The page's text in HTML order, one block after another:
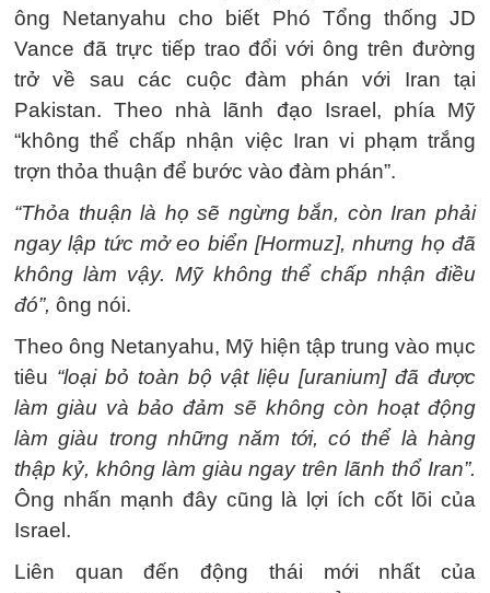
ông Netanyahu cho biết Phó Tổng thống JD
Vance đã trực tiếp trao đổi với ông trên đường
trở về sau các cuộc đàm phán với Iran tại
Pakistan. Theo nhà lãnh đạo Israel, phía Mỹ
“không thể chấp nhận việc Iran vi phạm trắng
trợn thỏa thuận để bước vào đàm phán”.
“Thỏa thuận là họ sẽ ngừng bắn, còn Iran phải
ngay lập tức mở eo biển [Hormuz], nhưng họ đã
không làm vậy. Mỹ không thể chấp nhận điều
đó”, ông nói.
Theo ông Netanyahu, Mỹ hiện tập trung vào mục
tiêu “loại bỏ toàn bộ vật liệu [uranium] đã được
làm giàu và bảo đảm sẽ không còn hoạt động
làm giàu trong những năm tới, có thể là hàng
thập kỷ, không làm giàu ngay trên lãnh thổ Iran”.
Ông nhấn mạnh đây cũng là lợi ích cốt lõi của
Israel.
Liên quan đến động thái mới nhất của